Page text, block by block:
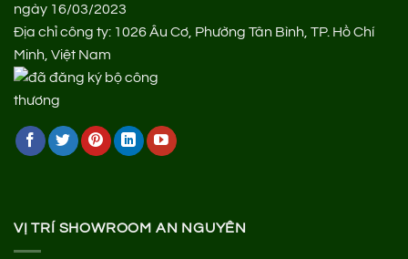
ngày 16/03/2023
Địa chỉ công ty: 1026 Âu Cơ, Phường Tân Bình, TP. Hồ Chí
Minh, Việt Nam
VỊ TRÍ SHOWROOM AN NGUYÊN